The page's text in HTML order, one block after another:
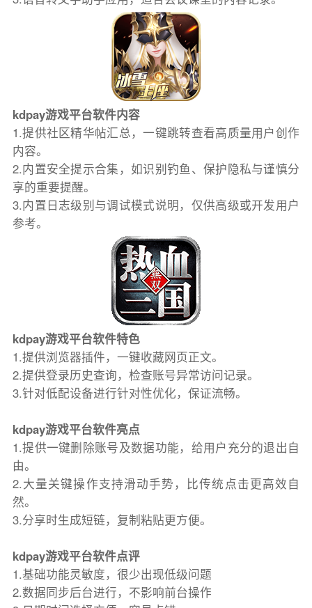
kdpay游戏平台软件内容
1.提供社区精华帖汇总，一键跳转查看高质量用户创作
内容。
2.内置安全提示合集，如识别钓鱼、保护隐私与谨慎分
享的重要提醒。
3.内置日志级别与调试模式说明，仅供高级或开发用户
参考。
kdpay游戏平台软件特色
1.提供浏览器插件，一键收藏网页正文。
2.提供登录历史查询，检查账号异常访问记录。
3.针对低配设备进行针对性优化，保证流畅。
kdpay游戏平台软件亮点
1.提供一键删除账号及数据功能，给用户充分的退出自
由。
2.大量关键操作支持滑动手势，比传统点击更高效自
然。
3.分享时生成短链，复制粘贴更方便。
kdpay游戏平台软件点评
1.基础功能灵敏度，很少出现低级问题
2.数据同步后台进行，不影响前台操作